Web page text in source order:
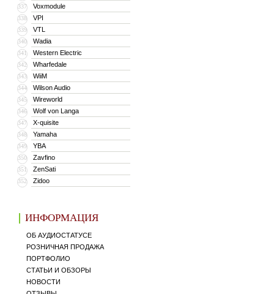
337 Voxmodule
338 VPI
339 VTL
340 Wadia
341 Western Electric
342 Wharfedale
343 WiiM
344 Wilson Audio
345 Wireworld
346 Wolf von Langa
347 X-quisite
348 Yamaha
349 YBA
350 Zavfino
351 ZenSati
352 Zidoo
ИНФОРМАЦИЯ
ОБ АУДИОСТАТУСЕ
РОЗНИЧНАЯ ПРОДАЖА
ПОРТФОЛИО
СТАТЬИ И ОБЗОРЫ
НОВОСТИ